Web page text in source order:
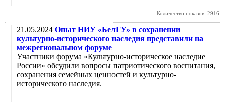
Количество показов: 2916
21.05.2024 Опыт НИУ «БелГУ» в сохранении
культурно-исторического наследия представили на
межрегиональном форуме
Участники форума «Культурно-историческое наследие
России» обсудили вопросы патриотического воспитания,
сохранения семейных ценностей и культурно-
исторического наследия.